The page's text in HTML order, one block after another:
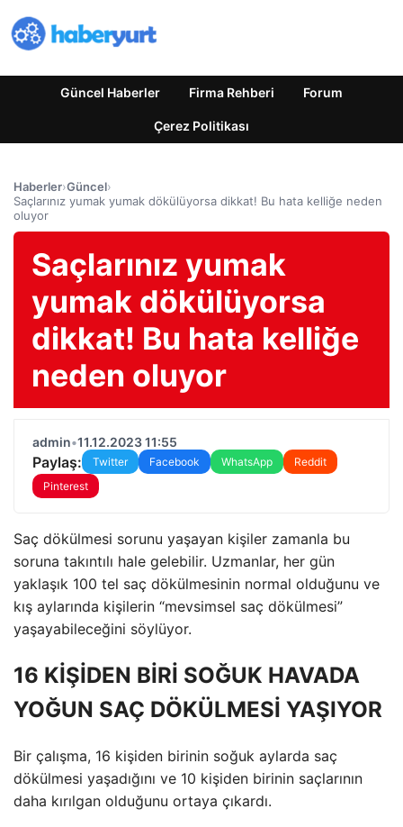
Güncel Haberler Firma Rehberi Forum
Çerez Politikası
Haberler›Güncel›
Saçlarınız yumak yumak dökülüyorsa dikkat! Bu hata kelliğe neden
oluyor
Saçlarınız yumak
yumak dökülüyorsa
dikkat! Bu hata kelliğe
neden oluyor
admin•11.12.2023 11:55
Paylaş: Twitter Facebook WhatsApp
Reddit
Pinterest
Saç dökülmesi sorunu yaşayan kişiler zamanla bu
soruna takıntılı hale gelebilir. Uzmanlar, her gün
yaklaşık 100 tel saç dökülmesinin normal olduğunu ve
kış aylarında kişilerin “mevsimsel saç dökülmesi”
yaşayabileceğini söylüyor.
16 KİŞİDEN BİRİ SOĞUK HAVADA
YOĞUN SAÇ DÖKÜLMESİ YAŞIYOR
Bir çalışma, 16 kişiden birinin soğuk aylarda saç
dökülmesi yaşadığını ve 10 kişiden birinin saçlarının
daha kırılgan olduğunu ortaya çıkardı.